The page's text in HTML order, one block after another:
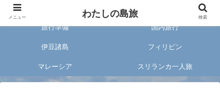
旅好きな20代女子が案内する旅のあれこれ✈︎
旅行準備 国内旅行
伊豆諸島 フィリピン
マレーシア スリランカ一人旅
メニュー わたしの島旅 検索